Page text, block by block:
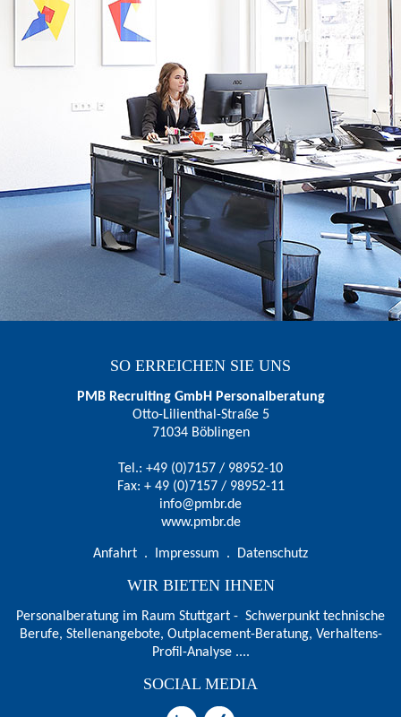
SO ERREICHEN SIE UNS
PMB Recruiting GmbH Personalberatung
Otto-Lilienthal-Straße 5
71034 Böblingen
Tel.: +49 (0)7157 / 98952-10
Fax: + 49 (0)7157 / 98952-11
info@pmbr.de
www.pmbr.de
Anfahrt . Impressum . Datenschutz
WIR BIETEN IHNEN
Personalberatung im Raum Stuttgart - Schwerpunkt technische
Berufe, Stellenangebote, Outplacement-Beratung, Verhaltens-
Profil-Analyse ....
SOCIAL MEDIA